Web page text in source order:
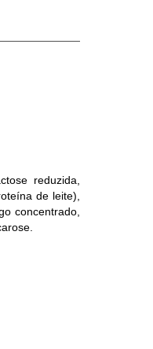
reduzida,
de leite),
concentrado,